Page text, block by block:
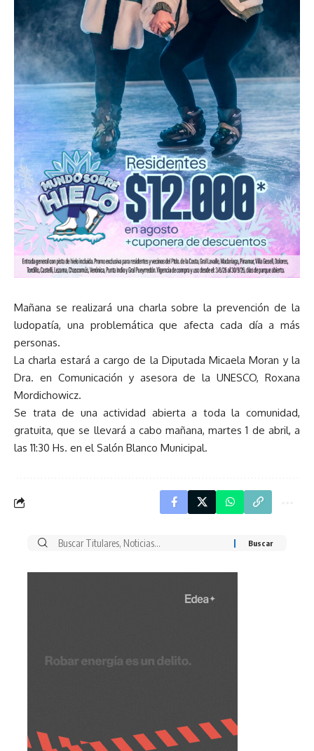
Mañana se realizará una charla sobre la prevención de la
ludopatía, una problemática que afecta cada día a más
personas.
La charla estará a cargo de la Diputada Micaela Moran y la
Dra. en Comunicación y asesora de la UNESCO, Roxana
Mordichowicz.
Se trata de una actividad abierta a toda la comunidad,
gratuita, que se llevará a cabo mañana, martes 1 de abril, a
las 11:30 Hs. en el Salón Blanco Municipal.
Buscar